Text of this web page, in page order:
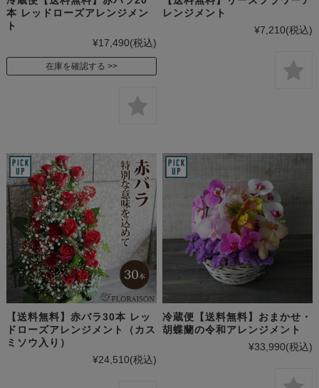
本 レッドローズアレンジメン
ト
¥17,490(税込)
在庫を確認する
レンジメント
¥7,210(税込)
【送料無料】赤バラ30本 レッ
ドローズアレンジメント（カス
ミソウ入り）
¥24,510(税込)
冷蔵便【送料無料】おまかせ・
胡蝶蘭の令和アレンジメント
¥33,990(税込)